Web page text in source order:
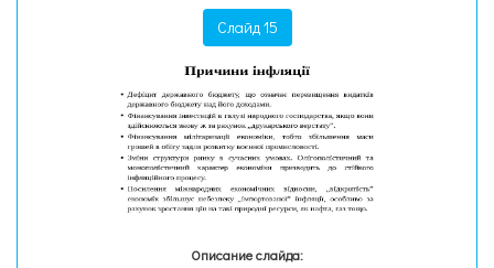
Слайд 15
Описание слайда: